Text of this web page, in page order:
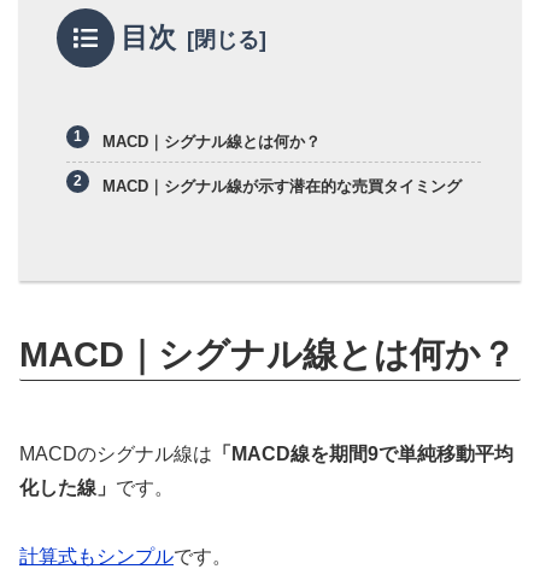
目次
MACD｜シグナル線とは何か？
MACD｜シグナル線が示す潜在的な売買タイミング
MACD｜シグナル線とは何か？
MACDのシグナル線は 「MACD線を期間9で単純移動平均
化した線」 です。
計算式もシンプルです。